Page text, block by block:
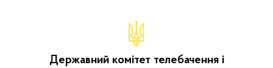
Державний комітет телебачення і